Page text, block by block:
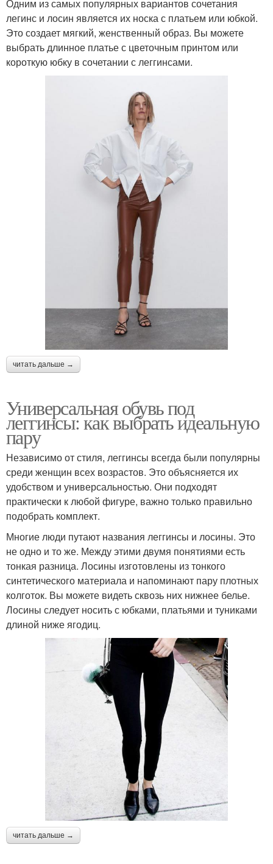
Одним из самых популярных вариантов сочетания
легинс и лосин является их носка с платьем или юбкой.
Это создает мягкий, женственный образ. Вы можете
выбрать длинное платье с цветочным принтом или
короткую юбку в сочетании с леггинсами.
читать дальше →
Универсальная обувь под
леггинсы: как выбрать идеальную
пару
Независимо от стиля, леггинсы всегда были популярны
среди женщин всех возрастов. Это объясняется их
удобством и универсальностью. Они подходят
практически к любой фигуре, важно только правильно
подобрать комплект.
Многие люди путают названия леггинсы и лосины. Это
не одно и то же. Между этими двумя понятиями есть
тонкая разница. Лосины изготовлены из тонкого
синтетического материала и напоминают пару плотных
колготок. Вы можете видеть сквозь них нижнее белье.
Лосины следует носить с юбками, платьями и туниками
длиной ниже ягодиц.
читать дальше →